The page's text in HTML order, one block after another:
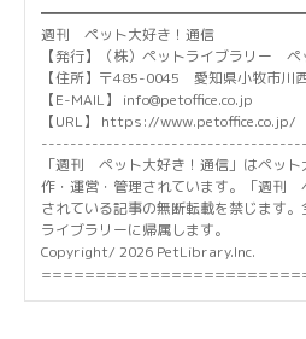
週刊 ペット大好き！通信
【発行】（株）ペットライブラリー
【住所】〒485-0045 愛知県小牧市川
【E-MAIL】 info@petoffice.co.jp
【URL】 https://www.petoffice.co.jp/
「週刊 ペット大好き！通信」はペッ
作・運営・管理されています。「週刊
されている記事の無断転載を禁じます
ライブラリーに帰属します。
Copyright/ 2026 PetLibrary.Inc.